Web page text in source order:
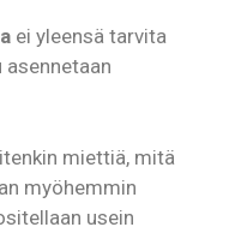
ei yleensä tarvita
asennetaan
miettiä, mitä
myöhemmin
usein